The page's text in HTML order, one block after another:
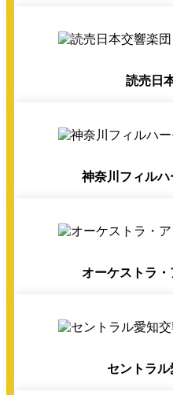
読売日
神奈川フィルハ
オーケストラ
セントラル